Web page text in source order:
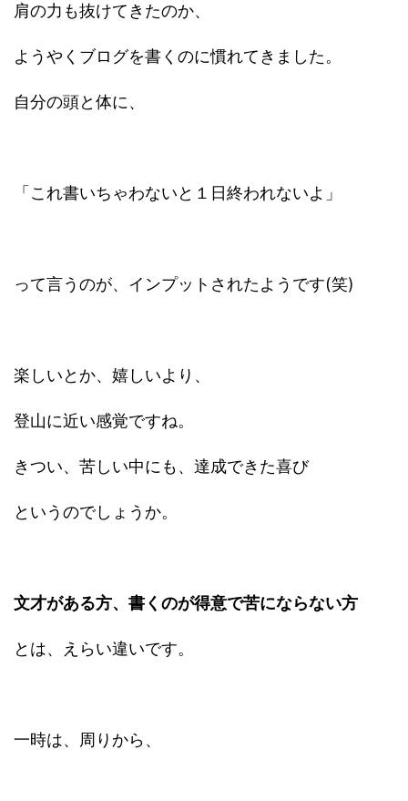
肩の力も抜けてきたのか、
ようやくブログを書くのに慣れてきました。
自分の頭と体に、
「これ書いちゃわないと１日終われないよ」
って言うのが、インプットされたようです(笑)
楽しいとか、嬉しいより、
登山に近い感覚ですね。
きつい、苦しい中にも、達成できた喜び
というのでしょうか。
文才がある方、書くのが得意で苦にならない方
とは、えらい違いです。
一時は、周りから、